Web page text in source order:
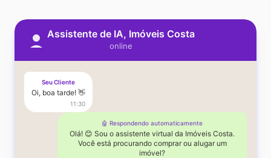
Assistente de IA, Imóveis Costa
online
Seu Cliente
Oi, boa tarde! 👋
11:30
🤖 Respondendo automaticamente
Olá! 😊 Sou o assistente virtual da Imóveis Costa.
Você está procurando comprar ou alugar um
imóvel?